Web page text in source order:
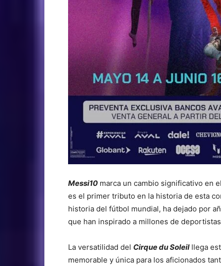
Messi10 marca un cambio significativo en
es el primer tributo en la historia de esta
historia del fútbol mundial, ha dejado por
que han inspirado a millones de
La versatilidad del Cirque du Soleilllega
memorable y única para los aficionados